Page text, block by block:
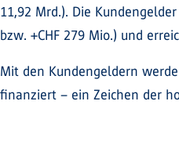
11,92 Mrd.). Die
bzw. +CHF 279 Mio.) und
Mit den Kundengeldern
finanziert – ein Zeichen der